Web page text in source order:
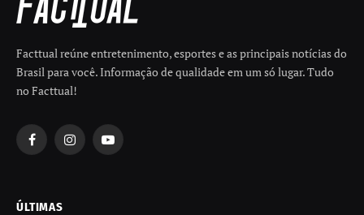
Facttual reúne entretenimento, esportes e as principais notícias do
Brasil para você. Informação de qualidade em um só lugar. Tudo
no Facttual!
FacebookInstagramYouTube
ÚLTIMAS